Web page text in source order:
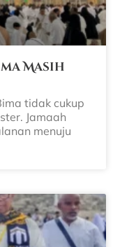
Masih
tidak cukup
Jamaah
menuju